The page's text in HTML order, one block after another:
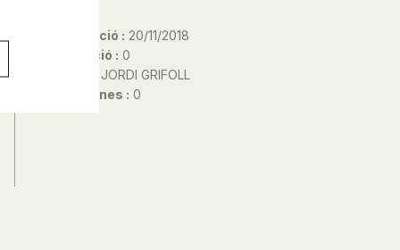
Data d'edició : 20/11/2018
Any d'edició : 0
JORDI GRIFOLL
Nº de pàgines : 0